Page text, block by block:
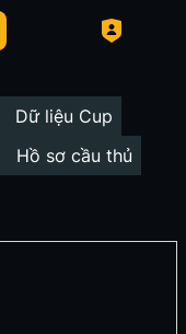
Dữ liệu Cup
Hồ sơ cầu thủ